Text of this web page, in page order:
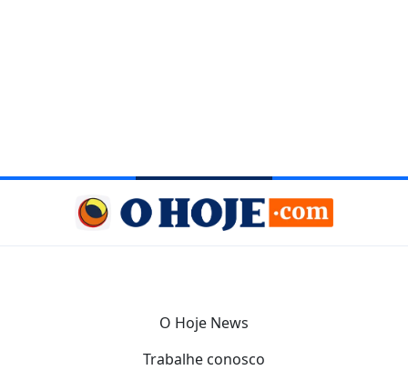
O Hoje News
Trabalhe conosco